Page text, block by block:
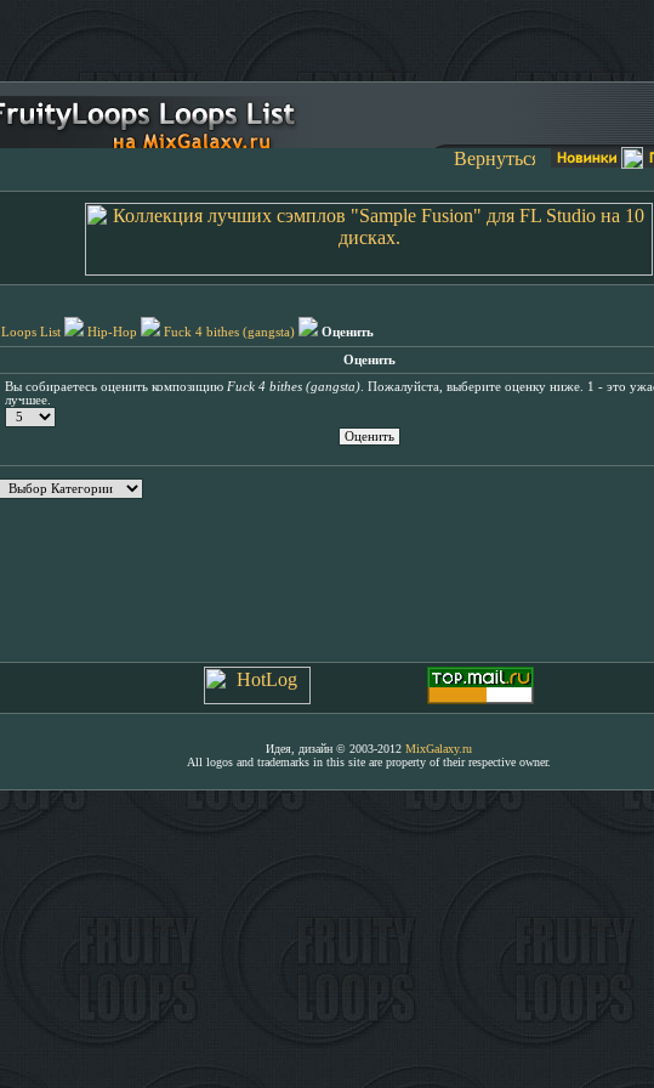
Loops List Hip-Hop Fuck 4 bithes (gangsta) Оценить
Оценить
Вы собираетесь оценить композицию Fuck 4 bithes (gangsta) . Пожалуйста, выберите оценку ниже. 1 - это
лучшее.
Идея, дизайн © 2003-2012 MixGalaxy.ru
All logos and trademarks in this site are property of their respective owner.